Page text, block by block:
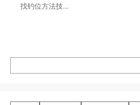
找钓位方法技巧